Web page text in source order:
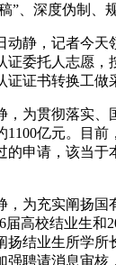
”、深度伪制、
，记者今天
证委托人志愿
证书转换工做
贯彻落实、国
1100亿元。目
的申请，该当
充实阐扬国
届高校结业生
扬结业生所学
聘请消息审核